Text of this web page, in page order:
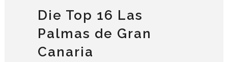
Die Top 16 Las
Palmas de Gran
Canaria